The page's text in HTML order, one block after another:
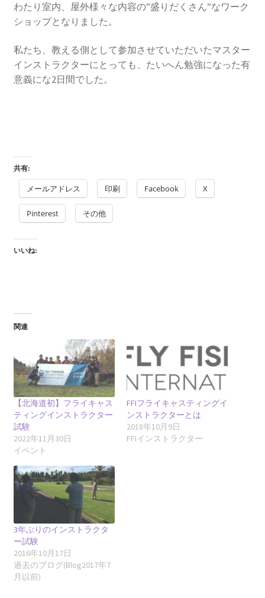
わたり室内、屋外様々な内容の”盛りだくさん”なワーク
ショップとなりました。
私たち、教える側として参加させていただいたマスター
インストラクターにとっても、たいへん勉強になった有
意義にな2日間でした。
共有:
メールアドレス 印刷 Facebook X
Pinterest その他
いいね:
関連
【北海道初】フライキャス
ティングインストラクター
試験
2022年11月30日
イベント
FFIフライキャスティングイ
ンストラクターとは
2018年10月9日
FFIインストラクター
3年ぶりのインストラクタ
ー試験
2016年10月17日
過去のブログ(Blog2017年7
月以前)